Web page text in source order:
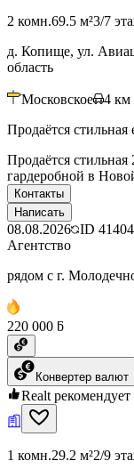
2 комн.69.5 м²3/7
д. Копище, ул.
область
Московское 4
Продаётся
Продаётся
гардеробной в
Контакты
Написать
08.08.2026 ID
Агентство
рядом с г.
220 000 ƃ
Конвертер валют
Realt рекомендует
1 комн.29.2 м²2/9